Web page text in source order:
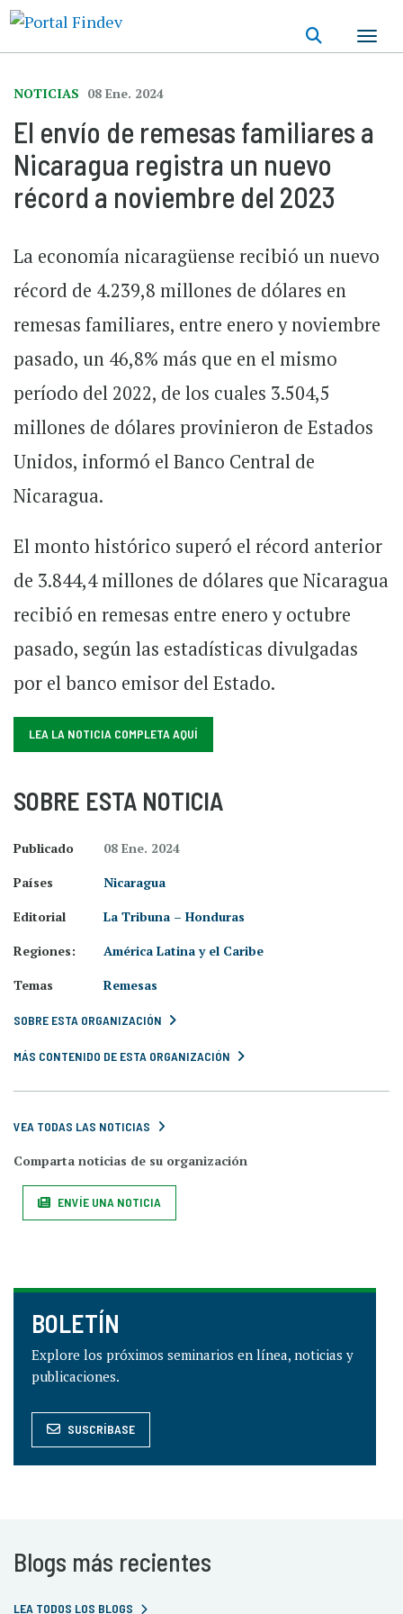
NOTICIAS 08 Ene. 2024
El envío de remesas familiares a
Nicaragua registra un nuevo
récord a noviembre del 2023
La economía nicaragüense recibió un nuevo
récord de 4.239,8 millones de dólares en
remesas familiares, entre enero y noviembre
pasado, un 46,8% más que en el mismo
período del 2022, de los cuales 3.504,5
millones de dólares provinieron de Estados
Unidos, informó el Banco Central de
Nicaragua.
El monto histórico superó el récord anterior
de 3.844,4 millones de dólares que Nicaragua
recibió en remesas entre enero y octubre
pasado, según las estadísticas divulgadas
por el banco emisor del Estado.
LEA LA NOTICIA COMPLETA AQUÍ
SOBRE ESTA NOTICIA
Publicado
08 Ene. 2024
Países
Nicaragua
Editorial
La Tribuna – Honduras
Regiones:
América Latina y el Caribe
Temas
Remesas
SOBRE ESTA ORGANIZACIÓN
MÁS CONTENIDO DE ESTA ORGANIZACIÓN
VEA TODAS LAS NOTICIAS
Comparta noticias de su organización
ENVÍE UNA NOTICIA
BOLETÍN
Explore los próximos seminarios en línea, noticias y
publicaciones.
SUSCRÍBASE
Blogs más recientes
LEA TODOS LOS BLOGS